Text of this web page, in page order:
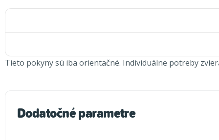
Tieto pokyny sú iba orientačné. Individuálne potreby
Dodatočné parametre